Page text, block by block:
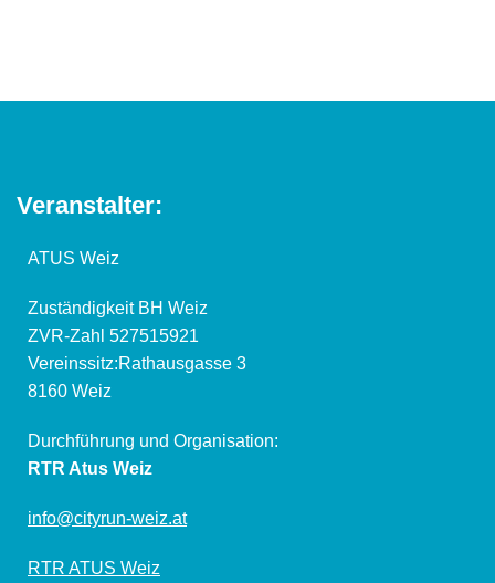
Veranstalter:
ATUS Weiz
Zuständigkeit BH Weiz
ZVR-Zahl 527515921
Vereinssitz:Rathausgasse 3
8160 Weiz
Durchführung und Organisation:
RTR Atus Weiz
info@cityrun-weiz.at
RTR ATUS Weiz